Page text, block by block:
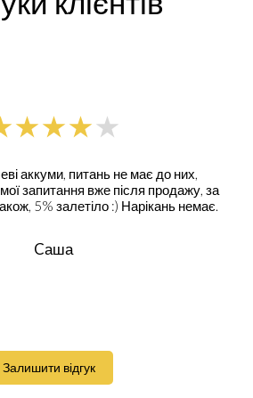
аккуми, питань не має до них,
мої запитання вже після продажу, за
5% залетіло :) Нарікань немає.
Cаша
Залишити відгук